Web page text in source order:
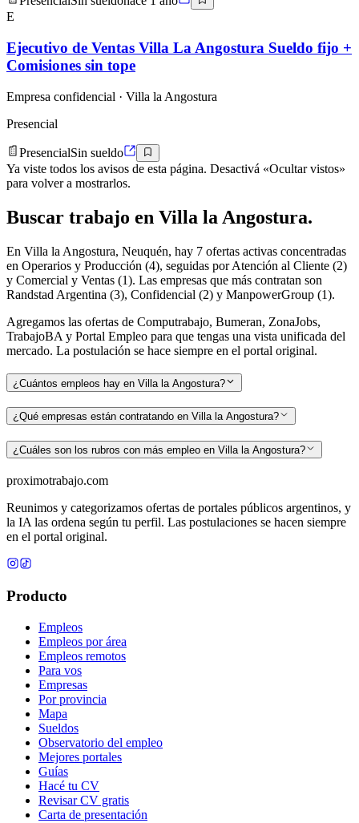
E
Ejecutivo de Ventas Villa La Angostura Sueldo fijo +
Comisiones sin tope
Empresa confidencial · Villa la Angostura
Presencial
PresencialSin sueldo
Ya viste todos los avisos de esta página. Desactivá «Ocultar vistos»
para volver a mostrarlos.
Buscar trabajo en Villa la Angostura.
En Villa la Angostura, Neuquén, hay 7 ofertas activas concentradas
en Operarios y Producción (4), seguidas por Atención al Cliente (2)
y Comercial y Ventas (1). Las empresas que más contratan son
Randstad Argentina (3), Confidencial (2) y ManpowerGroup (1).
Agregamos las ofertas de Computrabajo, Bumeran, ZonaJobs,
TrabajoBA y Portal Empleo para que tengas una vista unificada del
mercado. La postulación se hace siempre en el portal original.
¿Cuántos empleos hay en Villa la Angostura?
¿Qué empresas están contratando en Villa la Angostura?
¿Cuáles son los rubros con más empleo en Villa la Angostura?
proximotrabajo.com
Reunimos y categorizamos ofertas de portales públicos argentinos, y
la IA las ordena según tu perfil. Las postulaciones se hacen siempre
en el portal original.
Producto
Empleos
Empleos por área
Empleos remotos
Para vos
Empresas
Por provincia
Mapa
Sueldos
Observatorio del empleo
Mejores portales
Guías
Hacé tu CV
Revisar CV gratis
Carta de presentación